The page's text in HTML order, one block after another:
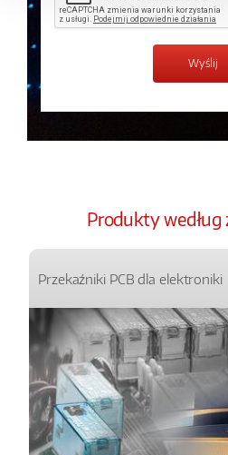
Produkty według
Przekaźniki PCB dla elektroniki